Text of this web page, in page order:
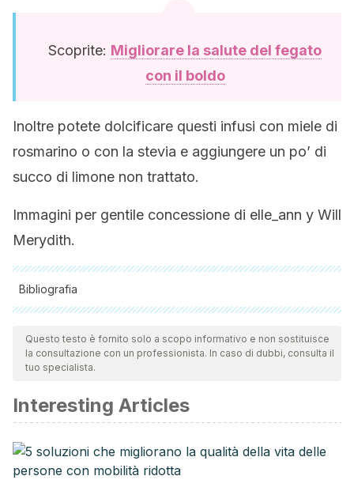
Scoprite: Migliorare la salute del fegato
con il boldo
Inoltre potete dolcificare questi infusi con miele di
rosmarino o con la stevia e aggiungere un po’ di
succo di limone non trattato.
Immagini per gentile concessione di elle_ann y Will
Merydith.
Bibliografia
Tutte le fonti citate sono state esaminate a fondo dal nostro
team per garantirne la qualità, l'affidabilità, l'attualità e la
validità. La bibliografia di questo articolo è stata considerata
Melzer, O. A., Rothkopf, M. M., & Ganjhu, L. (2014).
Nonalcoholic fatty liver disease. In Metabolic Medicine and
Surgery. https://doi.org/10.1201/b17616
Guan, Y.-S., & He, Q. (2015). Plants Consumption and Liver
Questo testo è fornito solo a scopo informativo e non sostituisce
la consultazione con un professionista. In caso di dubbi, consulta il
tuo specialista.
Interesting Articles